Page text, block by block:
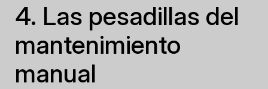
4. Las pesadillas del
mantenimiento
manual